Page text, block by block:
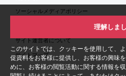
このサイトでは、クッキーを使用して、
促資料をお客様に提供し、お客様の興味
めに、お客様の閲覧活動に関する情報を
理解しま
ソーシャルメディアポリシー
サイト運営者について
サイトマップ